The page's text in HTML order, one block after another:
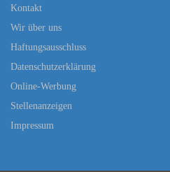
Kontakt
Wir über uns
Haftungsausschluss
Datenschutzerklärung
Online-Werbung
Stellenanzeigen
Impressum